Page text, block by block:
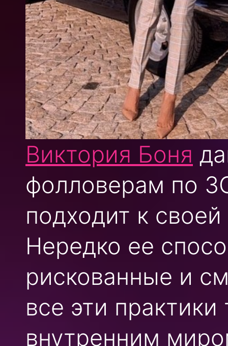
Виктория Боня
фолловерам по
подходит к
Нередко ее
рискованные и
все эти
внутренним